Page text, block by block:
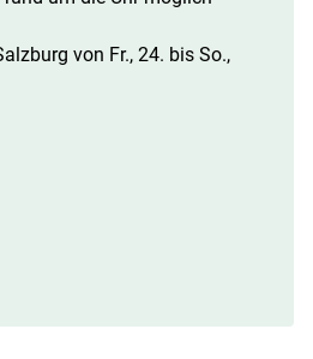
von Fr., 24. bis So.,